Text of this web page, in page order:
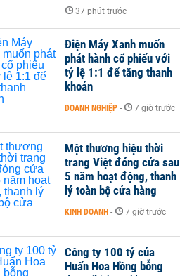
37 phút trước
Điện Máy Xanh muốn
phát hành cổ phiếu với
tỷ lệ 1:1 để tăng thanh
khoản
DOANH NGHIỆP - 7 giờ trước
Một thương hiệu thời
trang Việt đóng cửa sau
5 năm hoạt động, thanh
lý toàn bộ cửa hàng
KINH DOANH - 7 giờ trước
Công ty 100 tỷ của
Huấn Hoa Hồng bỗng